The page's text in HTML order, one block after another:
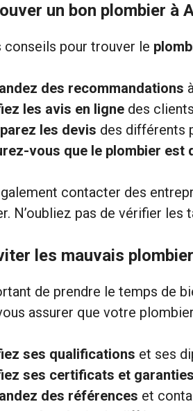
un bon plombier à
pour trouver le
des recommandations
les avis en ligne des
les devis des différents
vous que le plombier est
contacter des
N’oubliez pas de vérifier
les mauvais
de prendre le temps de
assurer que votre
ses qualifications et ses
ses certificats et garanties
des références et